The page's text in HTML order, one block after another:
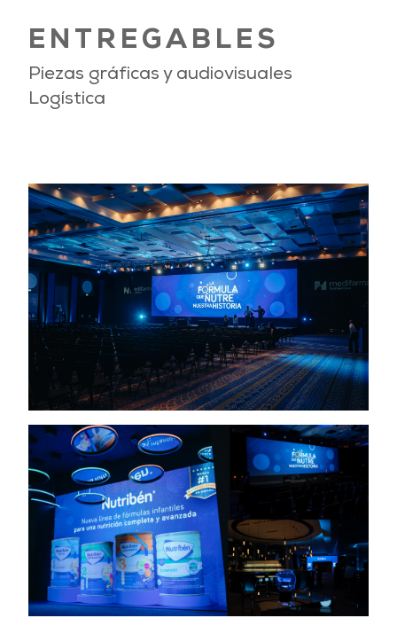
ENTREGABLES
Piezas gráficas y audiovisuales
Logística